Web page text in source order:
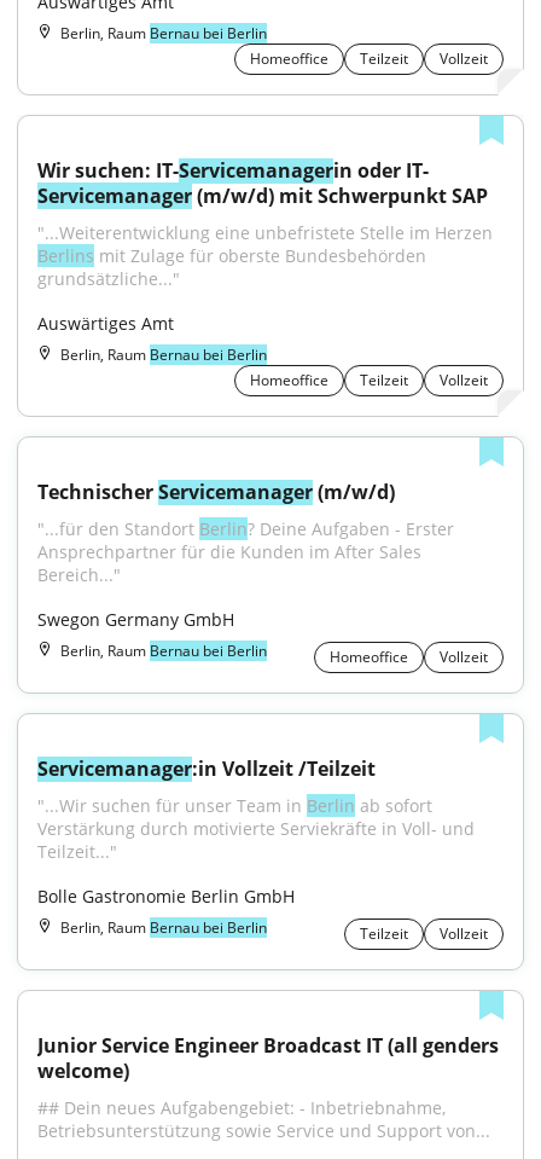
Berlin, Raum Bernau bei Berlin
Homeoffice
Teilzeit Vollzeit
Wir suchen: IT-Servicemanagerin oder IT-
Servicemanager (m/w/d) mit Schwerpunkt SAP
Berlins mit Zulage für oberste Bundesbehörden
grundsätzliche..."
Auswärtiges Amt
Berlin, Raum Bernau bei Berlin
Homeoffice
Teilzeit Vollzeit
Technischer Servicemanager (m/w/d)
"...für den Standort Berlin? Deine Aufgaben - Erster
Ansprechpartner für die Kunden im After Sales
Bereich..."
Swegon Germany GmbH
Berlin, Raum Bernau bei Berlin Homeoffice Vollzeit
Servicemanager:in Vollzeit /Teilzeit
"...Wir suchen für unser Team in Berlin ab sofort
Verstärkung durch motivierte Serviekräfte in Voll- und
Teilzeit..."
Bolle Gastronomie Berlin GmbH
Berlin, Raum Bernau bei Berlin Teilzeit Vollzeit
Junior Service Engineer Broadcast IT (all genders
welcome)
## Dein neues Aufgabengebiet: - Inbetriebnahme,
Betriebsunterstützung sowie Service und Support von...